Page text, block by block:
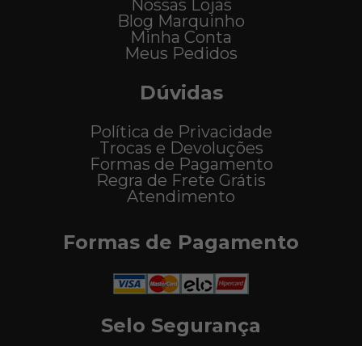
Nossas Lojas
Blog Marquinho
Minha Conta
Meus Pedidos
Dúvidas
Política de Privacidade
Trocas e Devoluções
Formas de Pagamento
Regra de Frete Grátis
Atendimento
Formas de Pagamento
Selo Segurança